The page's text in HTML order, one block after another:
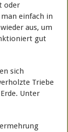
oder
einfach in
aus, um
gut
sich
Triebe
Unter